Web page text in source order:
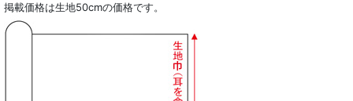
掲載価格は生地50cmの価格です。